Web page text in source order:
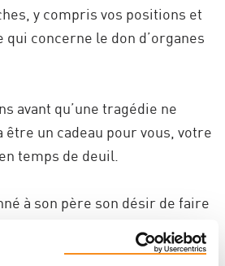
y compris vos positions et
concerne le don d’organes
avant qu’une tragédie ne
être un cadeau pour vous, votre
temps de deuil.
à son père son désir de faire
des souhaits de Logan a